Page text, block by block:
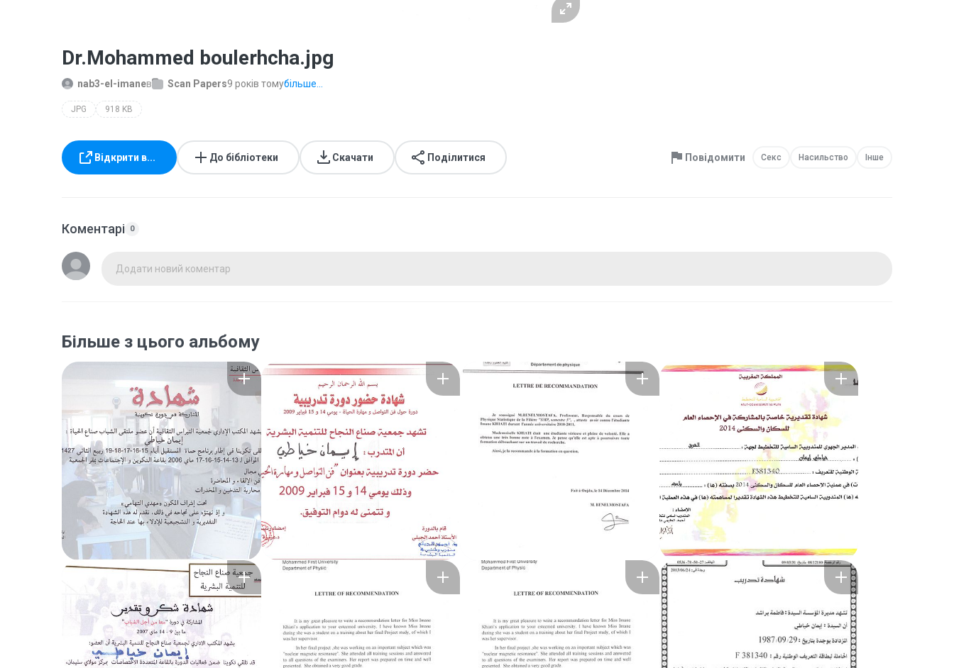
Dr.Mohammed boulerhcha.jpg
nab3-el-imaneв Scan Papers9 років томубільше...
JPG 918 KB
Відкрити в... До бібліотеки Скачати Поділитися Повідомити Секс Насильство Інше
Коментарі 0
Додати новий коментар
Більше з цього альбому